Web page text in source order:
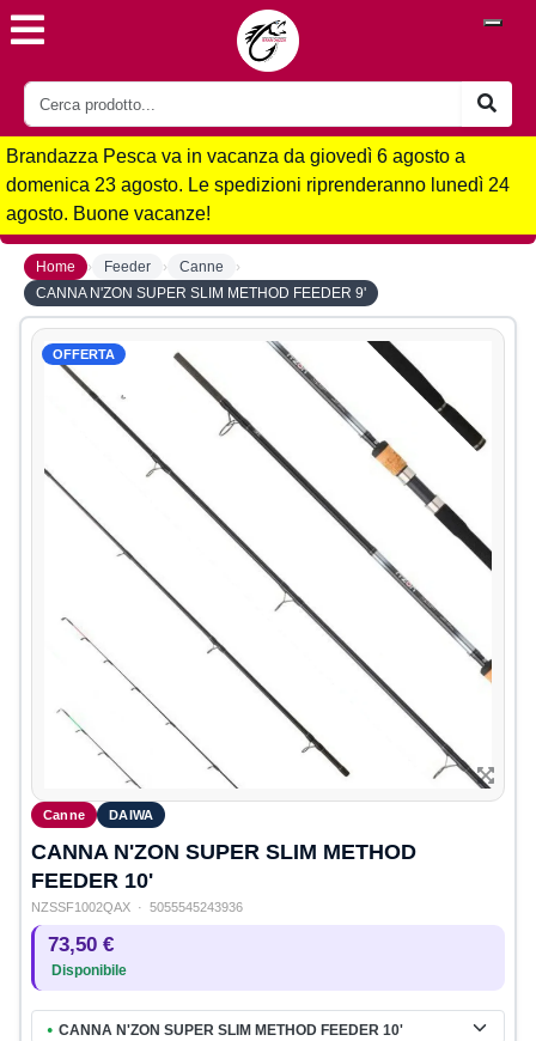
Brandazza Pesca va in vacanza da giovedì 6 agosto a
domenica 23 agosto. Le spedizioni riprenderanno lunedì 24
agosto. Buone vacanze!
Home › Feeder › Canne ›
CANNA N'ZON SUPER SLIM METHOD FEEDER 9'
OFFERTA
Canne DAIWA
CANNA N'ZON SUPER SLIM METHOD
FEEDER 10'
NZSSF1002QAX · 5055545243936
73,50 €
Disponibile
● CANNA N'ZON SUPER SLIM METHOD FEEDER 10'